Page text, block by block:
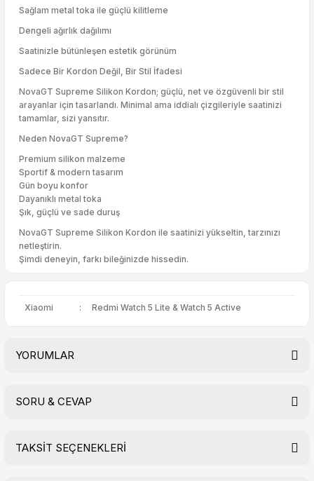
Sağlam metal toka ile güçlü kilitleme
Dengeli ağırlık dağılımı
Saatinizle bütünleşen estetik görünüm
Sadece Bir Kordon Değil, Bir Stil İfadesi
NovaGT Supreme Silikon Kordon; güçlü, net ve özgüvenli bir stil
arayanlar için tasarlandı. Minimal ama iddialı çizgileriyle saatinizi
tamamlar, sizi yansıtır.
Neden NovaGT Supreme?
Premium silikon malzeme
Sportif & modern tasarım
Gün boyu konfor
Dayanıklı metal toka
Şık, güçlü ve sade duruş
NovaGT Supreme Silikon Kordon ile saatinizi yükseltin, tarzınızı
netleştirin.
Şimdi deneyin, farkı bileğinizde hissedin.
Xiaomi : Redmi Watch 5 Lite & Watch 5 Active
YORUMLAR
SORU & CEVAP
TAKSİT SEÇENEKLERİ